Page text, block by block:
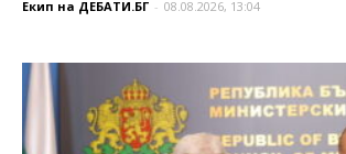
Екип на ДЕБАТИ.БГ - 08.08.2026, 13:04